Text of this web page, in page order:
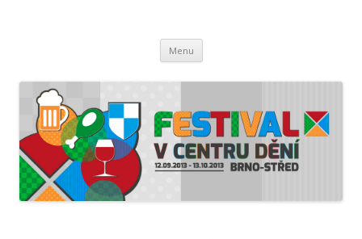
Menu Přejít k obsahu webu